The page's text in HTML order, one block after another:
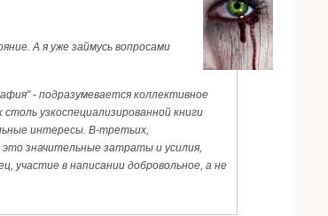
А я уже займусь вопросами
- подразумевается коллективное
узкоспециализированной книги
интересы. В-третьих,
это значительные затраты и усилия,
участие в написании добровольное, а не